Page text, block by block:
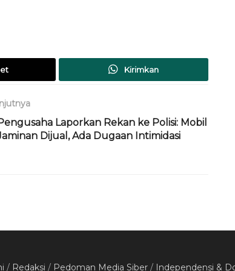
Kirimkan
Laporkan Rekan ke Polisi: Mobil
Dijual, Ada Dugaan Intimidasi
/ Redaksi / Pedoman Media Siber / Independensi &